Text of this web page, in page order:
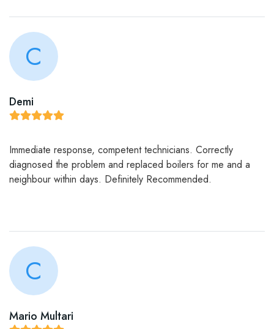
C
Demi
Immediate response, competent technicians. Correctly
diagnosed the problem and replaced boilers for me and a
neighbour within days. Definitely Recommended.
C
Mario Multari